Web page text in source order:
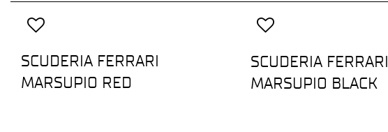
SCUDERIA FERRARI
MARSUPIO RED
SCUDERIA FERRARI
MARSUPIO BLACK